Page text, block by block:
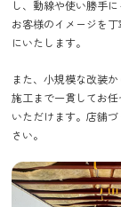
し、動線や使い勝手
お客様のイメージを
にいたします。
また、小規模な改装
施工まで一貫してお
いただけます。店舗
さい。